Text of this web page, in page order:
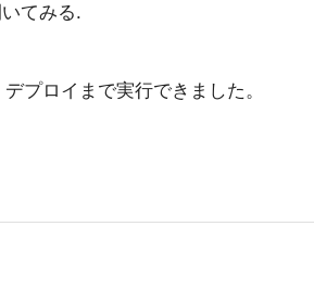
てみる.
プロイまで実行できました。